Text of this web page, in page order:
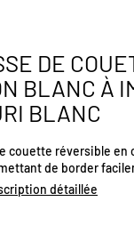
DE
BLANC À
BLANC
couette réversible
de border
une meilleure
détaillée